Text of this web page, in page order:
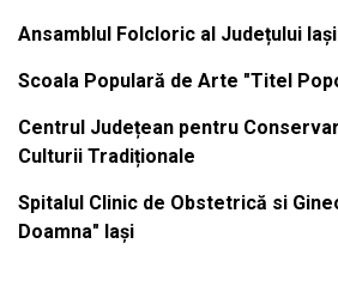
Ansamblul Folcloric al Județului Iași
Scoala Populară de Arte "Titel
Centrul Județean pentru
Culturii Tradiționale
Spitalul Clinic de Obstetrică si
Doamna" Iași